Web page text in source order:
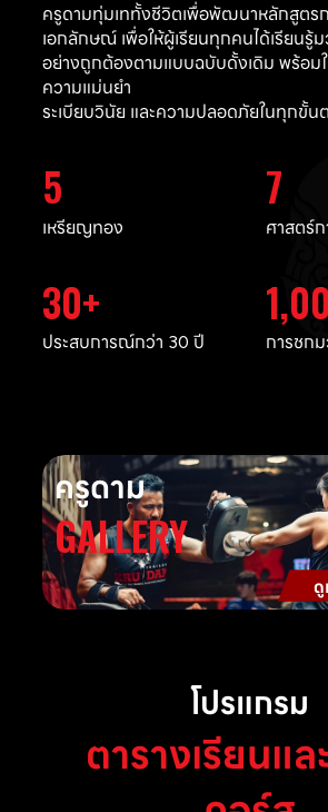
ครูดามทุ่มเททั้งชีวิตเพื่อพัฒนาหลักสูตร
เอกลักษณ์ เพื่อให้ผู้เรียนทุกคนได้เรียนรู้ม
อย่างถูกต้องตามแบบฉบับดั้งเดิม พร้อม
ความแม่นยำ
ระเบียบวินัย และความปลอดภัยในทุกขั้น
5
เหรียญทอง
7
ศาสตร์
30
ประสบการณ์กว่า 30 ปี การชก
ครูดาม
GALLERY
ดู
โปรแกรม
ตารางเรียนแล